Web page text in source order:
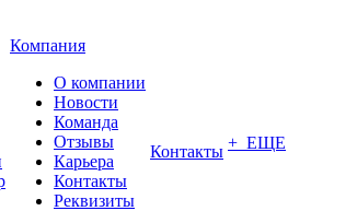
Компания
О компании
Новости
Команда
Отзывы
Карьера
Контакты
Реквизиты
Контакты + ЕЩЕ